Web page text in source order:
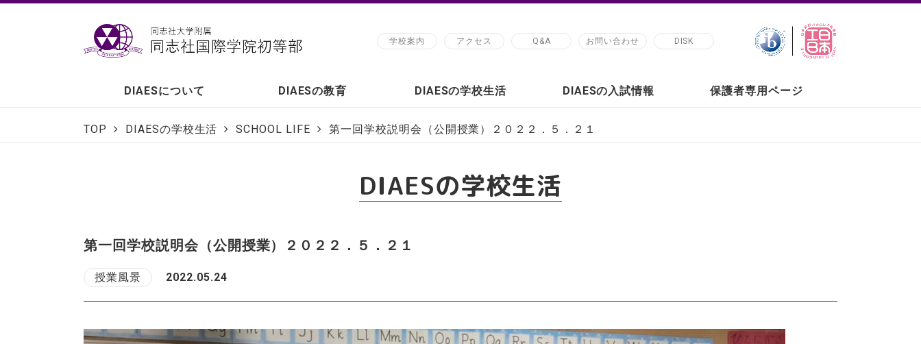
学校案内 アクセス Q&A お問い合わせ DISK
DIAESについて DIAESの教育 DIAESの学校生活 DIAESの入試情報 保護者専用ページ
TOP DIAESの学校生活 SCHOOL LIFE 第一回学校説明会（公開授業）２０２２．５．２１
DIAESの学校生活
第一回学校説明会（公開授業）２０２２．５．２１
授業風景 2022.05.24